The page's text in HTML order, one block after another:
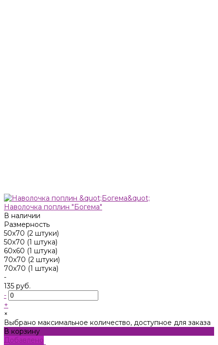
Наволочка поплин "Богема"
В наличии
Размерность
50x70 (2 штуки)
50х70 (1 штука)
60х60 (1 штука)
70x70 (2 штуки)
70х70 (1 штука)
-
135 руб.
-
+
×
Выбрано максимальное количество, доступное для заказа
В корзину
Добавлено